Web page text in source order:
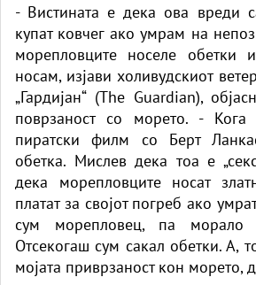
- Вистината е дека ова вреди
купат ковчег ако умрам на
морепловците носеле обетки
носам, изјави холивудскиот
„Гардијан“ (The Guardian),
поврзаност со морето. -
пиратски филм со Берт
обетка. Мислев дека тоа е
дека морепловците носат
платат за својот погреб ако
сум морепловец, па морало
Отсекогаш сум сакал обетки. А,
мојата приврзаност кон